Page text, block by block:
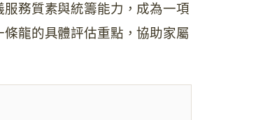
務質素與統籌能力，成為一項
龍的具體評估重點，協助家屬